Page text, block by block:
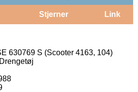
Stjerner Link
630769 S (Scooter 4163, 104)